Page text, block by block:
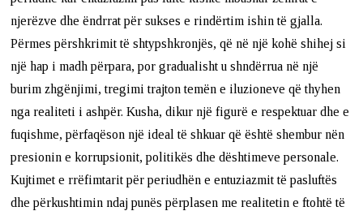
njerëzve dhe ëndrrat për sukses e rindërtim ishin të gjalla.
Përmes përshkrimit të shtypshkronjës, që në një kohë shihej si
një hap i madh përpara, por gradualisht u shndërrua në një
burim zhgënjimi, tregimi trajton temën e iluzioneve që thyhen
nga realiteti i ashpër. Kusha, dikur një figurë e respektuar dhe e
fuqishme, përfaqëson një ideal të shkuar që është shembur nën
presionin e korrupsionit, politikës dhe dështimeve personale.
Kujtimet e rrëfimtarit për periudhën e entuziazmit të pasluftës
dhe përkushtimin ndaj punës përplasen me realitetin e ftohtë të